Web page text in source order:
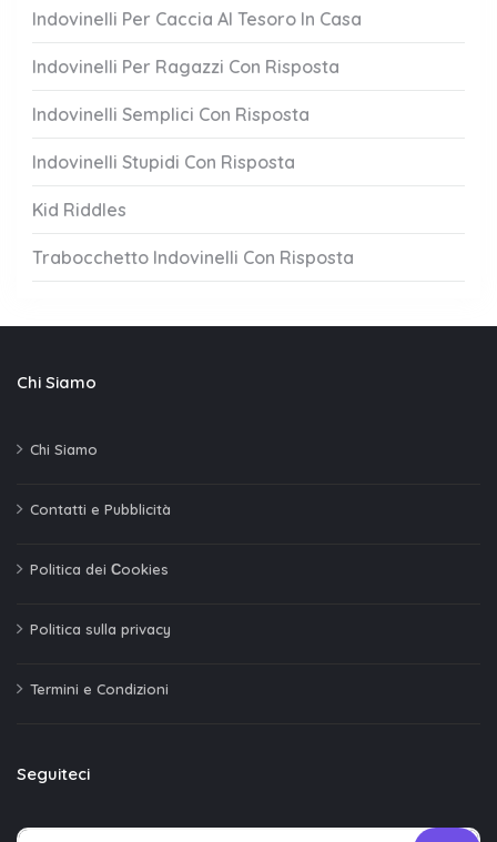
Indovinelli Per Caccia Al Tesoro In Casa
Indovinelli Per Ragazzi Con Risposta
Indovinelli Semplici Con Risposta
Indovinelli Stupidi Con Risposta
Kid Riddles
Trabocchetto Indovinelli Con Risposta
Chi Siamo
Chi Siamo
Contatti e Pubblicità
Politica dei Сookies
Politica sulla privacy
Termini e Condizioni
Seguiteci